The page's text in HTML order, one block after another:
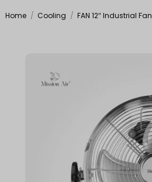
Home Cooling FAN 12″ Industrial Fan